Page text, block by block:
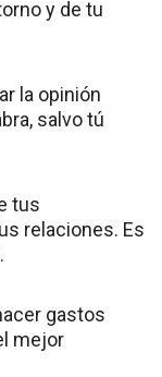
y de tu
la opinión
salvo tú
tus
relaciones. Es
gastos
mejor